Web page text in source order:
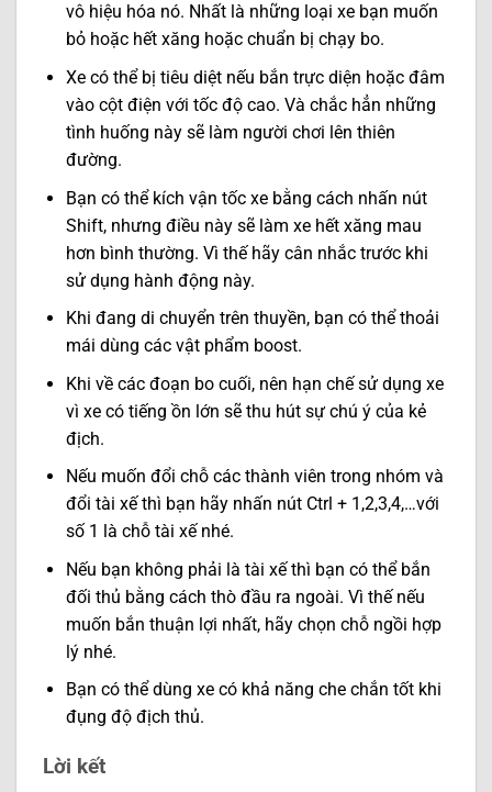
vô hiệu hóa nó. Nhất là những loại xe bạn muốn
bỏ hoặc hết xăng hoặc chuẩn bị chạy bo.
Xe có thể bị tiêu diệt nếu bắn trực diện hoặc đâm
vào cột điện với tốc độ cao. Và chắc hẳn những
tình huống này sẽ làm người chơi lên thiên
đường.
Bạn có thể kích vận tốc xe bằng cách nhấn nút
Shift, nhưng điều này sẽ làm xe hết xăng mau
hơn bình thường. Vì thế hãy cân nhắc trước khi
sử dụng hành động này.
Khi đang di chuyển trên thuyền, bạn có thể thoải
mái dùng các vật phẩm boost.
Khi về các đoạn bo cuối, nên hạn chế sử dụng xe
vì xe có tiếng ồn lớn sẽ thu hút sự chú ý của kẻ
địch.
Nếu muốn đổi chỗ các thành viên trong nhóm và
đổi tài xế thì bạn hãy nhấn nút Ctrl + 1,2,3,4,…với
số 1 là chỗ tài xế nhé.
Nếu bạn không phải là tài xế thì bạn có thể bắn
đối thủ bằng cách thò đầu ra ngoài. Vì thế nếu
muốn bắn thuận lợi nhất, hãy chọn chỗ ngồi hợp
lý nhé.
Bạn có thể dùng xe có khả năng che chắn tốt khi
đụng độ địch thủ.
Lời kết